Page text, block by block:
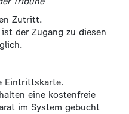
Zutritt.
der Zugang zu diesen
Eintrittskarte.
eine kostenfreie
im System gebucht